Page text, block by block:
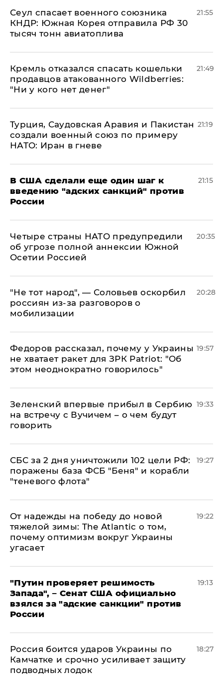
​Сеул спасает военного союзника
КНДР: Южная Корея отправила РФ 30
тысяч тонн авиатоплива
21:55
Кремль отказался спасать кошельки
продавцов атакованного Wildberries:
"Ни у кого нет денег"
21:49
Турция, Саудовская Аравия и Пакистан
создали военный союз по примеру
НАТО: Иран в гневе
21:19
В США сделали еще один шаг к
введению "адских санкций" против
России
21:15
Четыре страны НАТО предупредили
об угрозе полной аннексии Южной
Осетии Россией
20:35
​"Не тот народ", — Соловьев оскорбил
россиян из-за разговоров о
мобилизации
20:28
Федоров рассказал, почему у Украины
не хватает ракет для ЗРК Patriot: "Об
этом неоднократно говорилось"
19:57
Зеленский впервые прибыл в Сербию
на встречу с Вучичем – о чем будут
говорить
19:33
СБС за 2 дня уничтожили 102 цели РФ:
поражены база ФСБ "Беня" и корабли
"теневого флота"
19:27
От надежды на победу до новой
тяжелой зимы: The Atlantic о том,
почему оптимизм вокруг Украины
угасает
19:22
"Путин проверяет решимость
Запада", – Сенат США официально
взялся за "адские санкции" против
России
19:13
Россия боится ударов Украины по
Камчатке и срочно усиливает защиту
подводных лодок
18:27